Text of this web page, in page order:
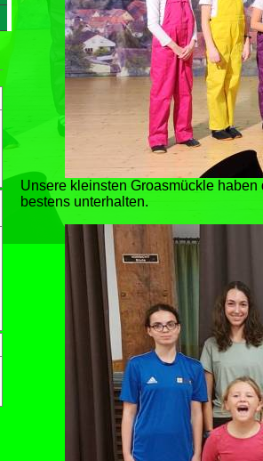
Unsere kleinsten Groasmückle
bestens unterhalten.